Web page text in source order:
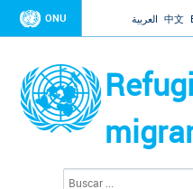
Jump
ONU العربية 中文